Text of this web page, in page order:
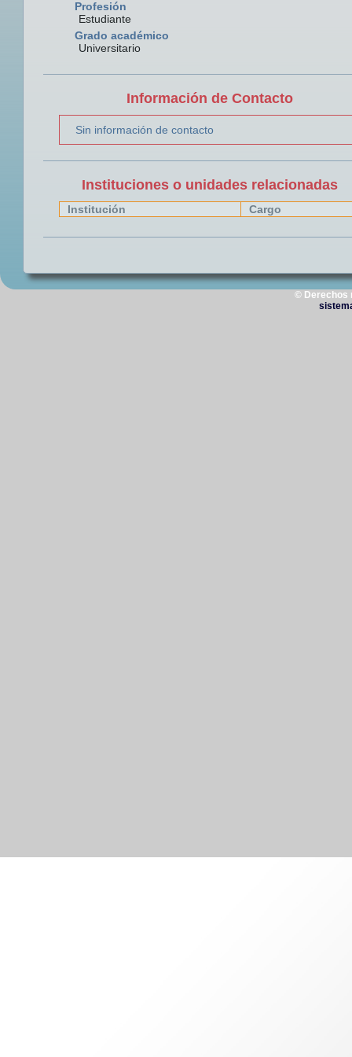
Profesión
Estudiante
Grado académico
Universitario
Información de Contacto
Sin información de contacto
Instituciones o unidades relacionadas
Institución Cargo
© Derechos